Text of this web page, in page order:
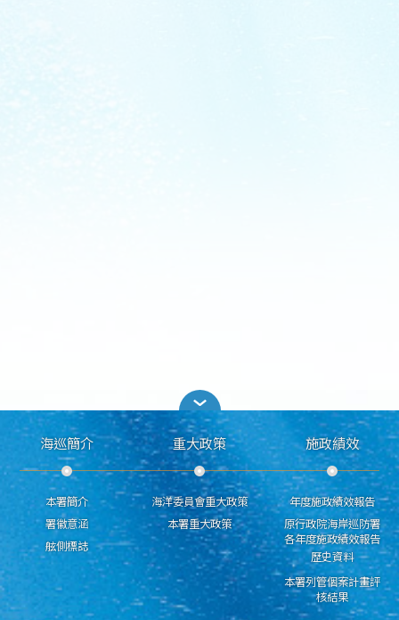
海巡簡介
本署簡介
署徽意涵
舷側標誌
重大政策
海洋委員會重大政策
本署重大政策
施政績效
年度施政績效報告
原行政院海岸巡防署
各年度施政績效報告
歷史資料
本署列管個案計畫評
核結果